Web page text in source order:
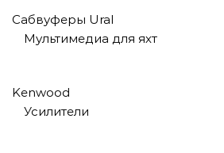
Сабвуферы Ural
Мультимедиа для яхт
Kenwood
Усилители